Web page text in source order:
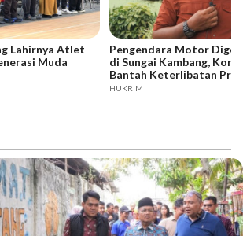
Lahirnya Atlet
Muda
Pengendara Motor
di Sungai Kambang,
Bantah Keterlibatan
HUKRIM